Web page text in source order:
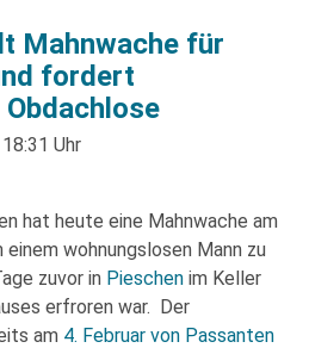
Mahnwache für
fordert
Uhr
hat heute eine Mahnwache am
einem wohnungslosen Mann zu
zuvor in Pieschen im Keller
erfroren war. Der
am 4. Februar von Passanten